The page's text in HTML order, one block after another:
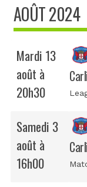
AOÛT 2024
Mardi 13
août à
20h30
Samedi 3
août à
16h00